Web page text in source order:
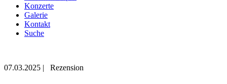
Konzerte
Galerie
Kontakt
Suche
07.03.2025 | Rezension